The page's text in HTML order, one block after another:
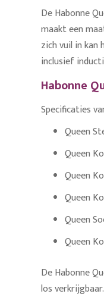
De Habonne
maakt een
zich vuil in kan
inclusief
Habonne
Specificaties
Queen
Queen
Queen
Queen
Queen
Queen
De Habonne
los